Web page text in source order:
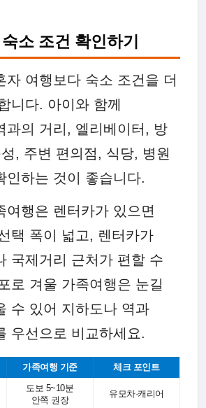
소 조건 확인하기
자 여행보다 숙소 조건을 더
니다. 아이와 함께
과의 거리, 엘리베이터, 방
, 주변 편의점, 식당, 병원
인하는 것이 좋습니다.
여행은 렌터카가 있으면
택 폭이 넓고, 렌터카가
국제거리 근처가 편할 수
로 겨울 가족여행은 눈길
수 있어 지하도나 역과
우선으로 비교하세요.
가족여행 기준 체크 포인트
도보 5~10분
안쪽 권장
유모차·캐리어